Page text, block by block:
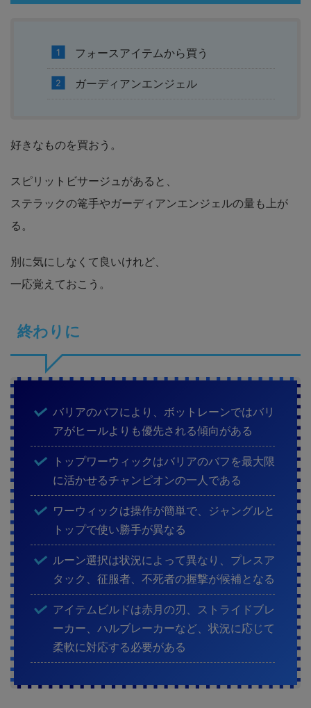
フォースアイテムから買う
ガーディアンエンジェル
好きなものを買おう。
スピリットビサージュがあると、
ステラックの篭手やガーディアンエンジェルの量も上が
る。
別に気にしなくて良いけれど、
一応覚えておこう。
終わりに
バリアのバフにより、ボットレーンではバリ
アがヒールよりも優先される傾向がある
トップワーウィックはバリアのバフを最大限
に活かせるチャンピオンの一人である
ワーウィックは操作が簡単で、ジャングルと
トップで使い勝手が異なる
ルーン選択は状況によって異なり、プレスア
タック、征服者、不死者の握撃が候補となる
アイテムビルドは赤月の刃、ストライドブレ
ーカー、ハルブレーカーなど、状況に応じて
柔軟に対応する必要がある